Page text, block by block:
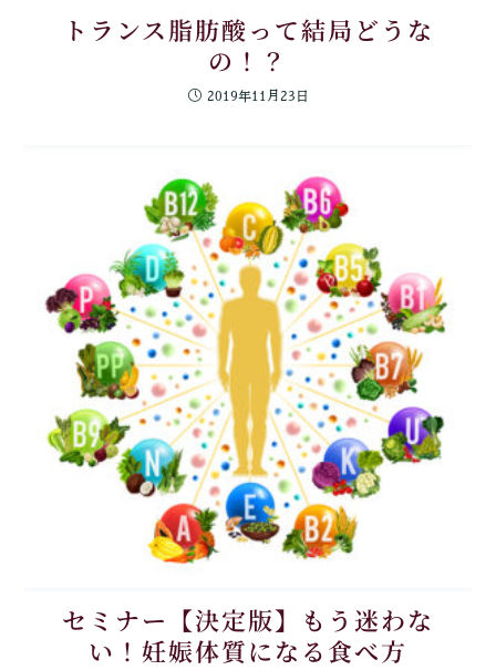
トランス脂肪酸って結局どうな
の！？
2019年11月23日
セミナー【決定版】もう迷わな
い！妊娠体質になる食べ方